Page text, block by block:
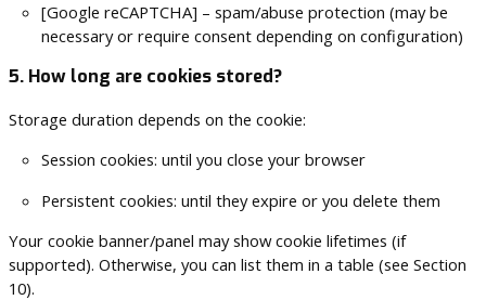
[Google reCAPTCHA] – spam/abuse protection (may be
necessary or require consent depending on configuration)
5. How long are cookies stored?
Storage duration depends on the cookie:
Session cookies: until you close your browser
Persistent cookies: until they expire or you delete them
Your cookie banner/panel may show cookie lifetimes (if
supported). Otherwise, you can list them in a table (see Section
10).